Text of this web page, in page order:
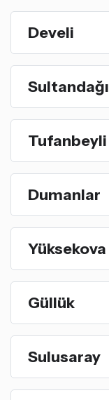
Develi
Sultandağı
Tufanbeyli
Dumanlar
Yüksekova
Güllük
Sulusaray